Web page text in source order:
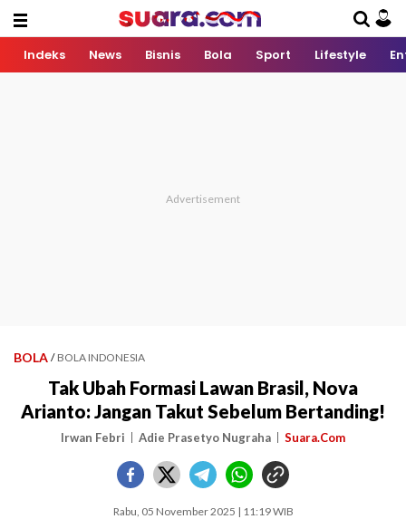
Indeks News Bisnis Bola Sport Lifestyle
BOLA / BOLA INDONESIA
Tak Ubah Formasi Lawan Brasil, Nova
Arianto: Jangan Takut Sebelum Bertanding!
Irwan Febri Adie Prasetyo Nugraha Suara.Com
Rabu, 05 November 2025 | 11:19 WIB